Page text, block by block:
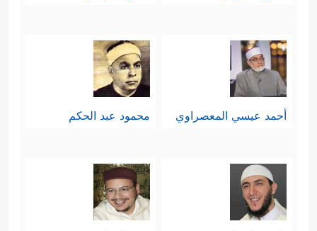
أحمد عيسي المعصراوي محمود عبد الحكم